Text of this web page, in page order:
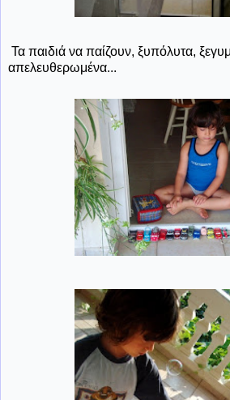
Τα παιδιά να παίζουν, ξυπόλυτα,
απελευθερωμένα...